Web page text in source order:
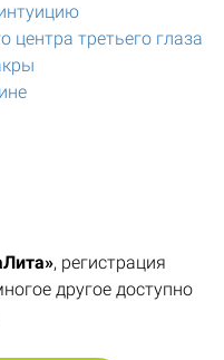
центра третьего глаза
, регистрация
другое доступно